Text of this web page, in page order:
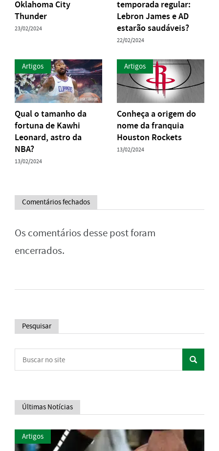
Oklahoma City
Thunder
23/02/2024
temporada regular:
Lebron James e AD
estarão saudáveis?
22/02/2024
Artigos
Qual o tamanho da
fortuna de Kawhi
Leonard, astro da
NBA?
13/02/2024
Artigos
Conheça a origem do
nome da franquia
Houston Rockets
13/02/2024
Comentários fechados
Os comentários desse post foram
encerrados.
Pesquisar
Últimas Notícias
Artigos